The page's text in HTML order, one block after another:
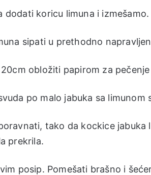
dodati koricu limuna i izmešamo.
sipati u prethodno
obložiti papirom za
po malo jabuka sa limunom
tako da kockice jabuka
prekrila.
posip. Pomešati brašno i